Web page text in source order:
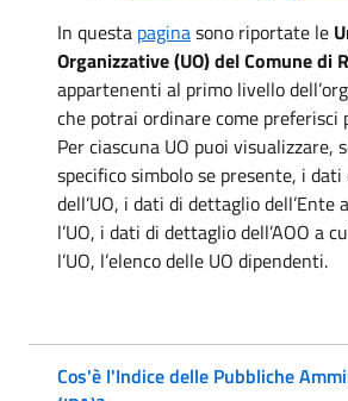
In questa paginasono riportate le
Organizzative (UO) del Comune di
appartenenti al primo livello
che potrai ordinare come preferisci
Per ciascuna UO puoi visualizzare,
specifico simbolo se presente, i
dell’UO, i dati di dettaglio dell’Ente
l’UO, i dati di dettaglio dell’AOO a
l’UO, l’elenco delle UO dipendenti.
Cos'è l'Indice delle Pubbliche